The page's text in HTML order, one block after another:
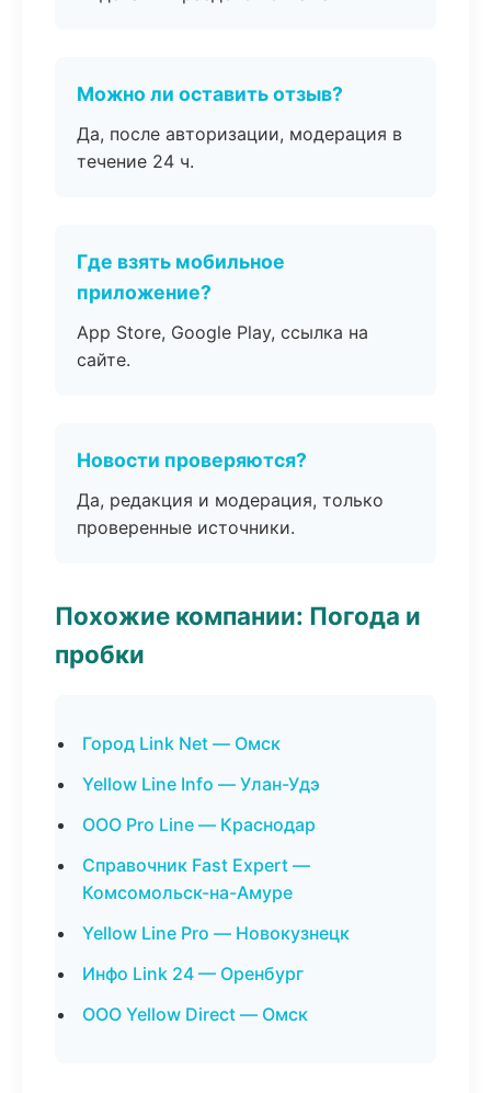
Можно ли оставить отзыв?
Да, после авторизации, модерация в
течение 24 ч.
Где взять мобильное
приложение?
App Store, Google Play, ссылка на
сайте.
Новости проверяются?
Да, редакция и модерация, только
проверенные источники.
Похожие компании: Погода и
пробки
Город Link Net — Омск
Yellow Line Info — Улан-Удэ
ООО Pro Line — Краснодар
Справочник Fast Expert —
Комсомольск-на-Амуре
Yellow Line Pro — Новокузнецк
Инфо Link 24 — Оренбург
ООО Yellow Direct — Омск